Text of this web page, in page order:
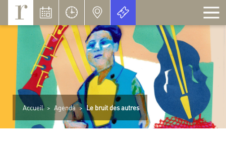
Accueil > Agenda > Le bruit des autres
Panneau de gestion des cookies